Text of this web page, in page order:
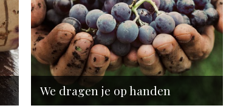
We dragen je op handen